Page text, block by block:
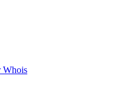
Whois